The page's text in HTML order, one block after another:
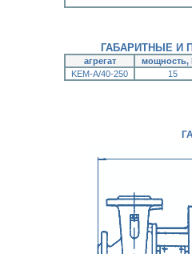
ГАБАРИТНЫЕ И
агрегат
мощность,
KEМ-А/40-250
15